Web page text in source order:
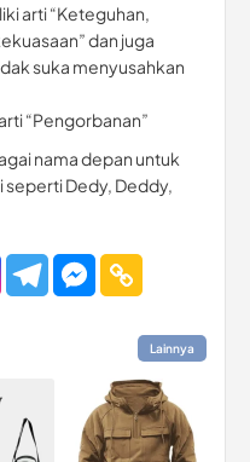
arti “Keteguhan,
dan juga
suka menyusahkan
“Pengorbanan”
nama depan untuk
seperti Dedy, Deddy,
Lainnya